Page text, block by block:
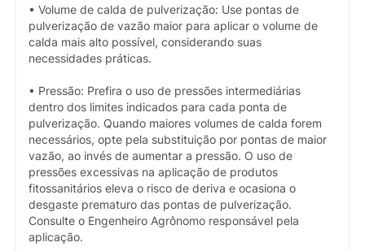
• Volume de calda de pulverização: Use pontas de
pulverização de vazão maior para aplicar o volume de
calda mais alto possível, considerando suas
necessidades práticas.
• Pressão: Prefira o uso de pressões intermediárias
dentro dos limites indicados para cada ponta de
pulverização. Quando maiores volumes de calda forem
necessários, opte pela substituição por pontas de maior
vazão, ao invés de aumentar a pressão. O uso de
pressões excessivas na aplicação de produtos
fitossanitários eleva o risco de deriva e ocasiona o
desgaste prematuro das pontas de pulverização.
Consulte o Engenheiro Agrônomo responsável pela
aplicação.